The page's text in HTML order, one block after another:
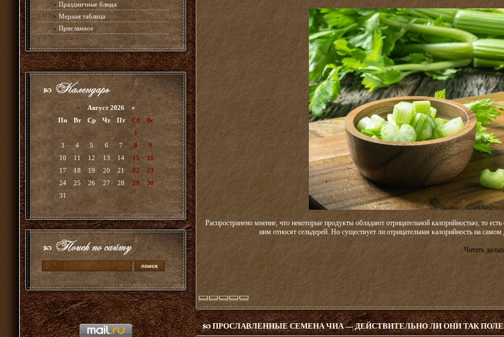
» Праздничные блюда
» Мерная таблица
» Присланное
« Август 2026 »
Пн
Вт Ср Чт Пт Сб
Вс
1
2
3
4 5 6 7 8
9
10
11 12 13 14 15
16
17
18 19 20 21 22
23
24
25 26 27 28 29
30
31
Распространено мнение, что некоторые продукты обладают отрицательной калорийностью, то
ним относят сельдерей. Но существует ли отрицательная калорийность на
Читать
ПРОСЛАВЛЕННЫЕ СЕМЕНА ЧИА — ДЕЙСТВИТЕЛЬНО ЛИ ОНИ ТАК